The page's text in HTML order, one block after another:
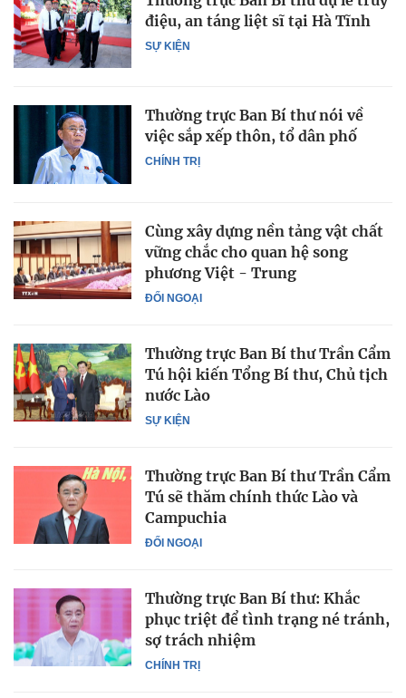
SỰ KIỆN
điệu, an táng liệt sĩ tại Hà Tĩnh
CHÍNH TRỊ
Thường trực Ban Bí thư nói về
việc sắp xếp thôn, tổ dân phố
ĐỐI NGOẠI
Cùng xây dựng nền tảng vật chất
vững chắc cho quan hệ song
phương Việt - Trung
SỰ KIỆN
Thường trực Ban Bí thư Trần Cẩm
Tú hội kiến Tổng Bí thư, Chủ tịch
nước Lào
ĐỐI NGOẠI
Thường trực Ban Bí thư Trần Cẩm
Tú sẽ thăm chính thức Lào và
Campuchia
CHÍNH TRỊ
Thường trực Ban Bí thư: Khắc
phục triệt để tình trạng né tránh,
sợ trách nhiệm